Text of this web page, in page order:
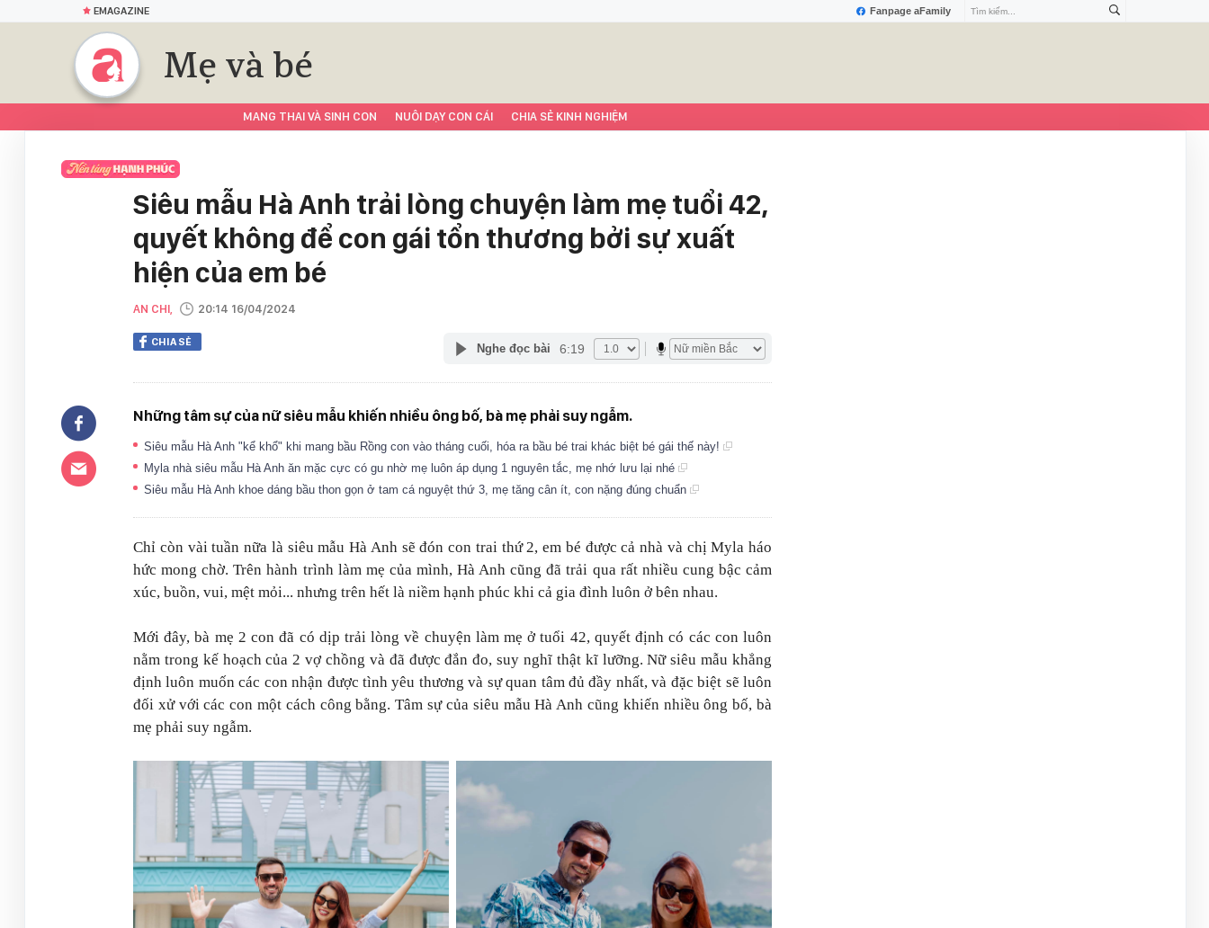
Fanpage aFamily
EMAGAZINE
Mẹ và bé
MANG THAI VÀ SINH CON NUÔI DẠY CON CÁI CHIA SẺ KINH NGHIỆM
Siêu mẫu Hà Anh trải lòng chuyện làm mẹ tuổi 42,
quyết không để con gái tổn thương bởi sự xuất
hiện của em bé
AN CHI, 20:14 16/04/2024
CHIA SẺ Nghe đọc bài 6:19
Những tâm sự của nữ siêu mẫu khiến nhiều ông bố, bà mẹ phải suy ngẫm.
Siêu mẫu Hà Anh "kể khổ" khi mang bầu Rồng con vào tháng cuối, hóa ra bầu bé trai khác biệt bé gái thế này!
Myla nhà siêu mẫu Hà Anh ăn mặc cực có gu nhờ mẹ luôn áp dụng 1 nguyên tắc, mẹ nhớ lưu lại nhé
Siêu mẫu Hà Anh khoe dáng bầu thon gọn ở tam cá nguyệt thứ 3, mẹ tăng cân ít, con nặng đúng chuẩn
Chỉ còn vài tuần nữa là siêu mẫu Hà Anh sẽ đón con trai thứ 2, em bé được cả nhà và chị Myla háo
hức mong chờ. Trên hành trình làm mẹ của mình, Hà Anh cũng đã trải qua rất nhiều cung bậc cảm
xúc, buồn, vui, mệt mỏi... nhưng trên hết là niềm hạnh phúc khi cả gia đình luôn ở bên nhau.
Mới đây, bà mẹ 2 con đã có dịp trải lòng về chuyện làm mẹ ở tuổi 42, quyết định có các con luôn
nằm trong kế hoạch của 2 vợ chồng và đã được đắn đo, suy nghĩ thật kĩ lưỡng. Nữ siêu mẫu khẳng
định luôn muốn các con nhận được tình yêu thương và sự quan tâm đủ đầy nhất, và đặc biệt sẽ luôn
đối xử với các con một cách công bằng. Tâm sự của siêu mẫu Hà Anh cũng khiến nhiều ông bố, bà
mẹ phải suy ngẫm.